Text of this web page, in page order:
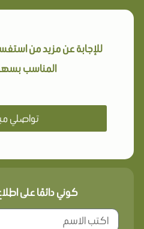
للإجابة عن مزيد من
المناسب
تواصلي
كوني دائمًا على